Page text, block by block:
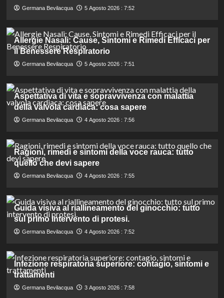
Germana Bevilacqua 5 Agosto 2026 : 7:52
Allergie Nasali: Cause, Sintomi e Rimedi Efficaci per
il Benessere Respiratorio
Germana Bevilacqua 5 Agosto 2026 : 7:51
Aspettativa di vita e sopravvivenza con malattia
della valvola cardiaca: cosa sapere
Germana Bevilacqua 4 Agosto 2026 : 7:56
Ragioni, rimedi e sintomi della voce rauca: tutto
quello che devi sapere
Germana Bevilacqua 4 Agosto 2026 : 7:55
Guida visiva al riallineamento del ginocchio: tutto
sul primo intervento di protesi.
Germana Bevilacqua 4 Agosto 2026 : 7:52
Infezione respiratoria superiore: contagio, sintomi e
trattamenti
Germana Bevilacqua 3 Agosto 2026 : 7:58